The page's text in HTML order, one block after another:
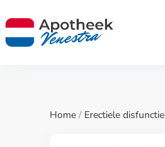
Home / Erectiele disfunctie